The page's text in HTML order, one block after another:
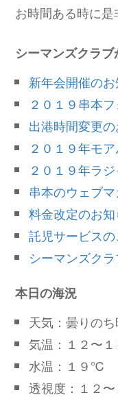
お時間ある時に是
シーマンズクラ
新年会開催のお
２０１９串本
出港時間変更
２０１９年モ
２０１９年ラ
串本のウェブ
料金改定のお
託児サービス
シーマンズク
本日の海況
天気：曇りの
気温：１２〜
水温：１９℃
透視度：１２